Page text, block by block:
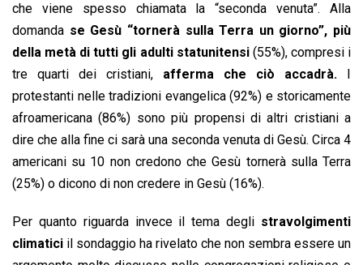
che viene spesso chiamata la “seconda venuta”. Alla
domanda se Gesù “tornerà sulla Terra un giorno”, più
della metà di tutti gli adulti statunitensi(55%), compresi i
tre quarti dei cristiani, afferma che ciò accadrà.
protestanti nelle tradizioni evangelica (92%) e storicamente
afroamericana (86%) sono più propensi di altri cristiani a
dire che alla fine ci sarà una seconda venuta di Gesù. Circa 4
americani su 10 non credono che Gesù tornerà sulla Terra
(25%) o dicono di non credere in Gesù (16%).
Per quanto riguarda invece il tema degli stravolgimenti
climatici il sondaggio ha rivelato che non sembra essere un